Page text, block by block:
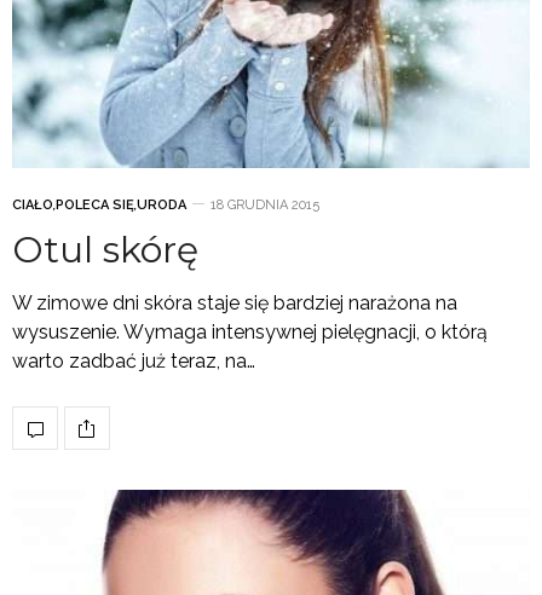
CIAŁO,POLECA SIĘ,URODA 18 GRUDNIA 2015
Otul skórę
W zimowe dni skóra staje się bardziej narażona na
wysuszenie. Wymaga intensywnej pielęgnacji, o którą
warto zadbać już teraz, na…